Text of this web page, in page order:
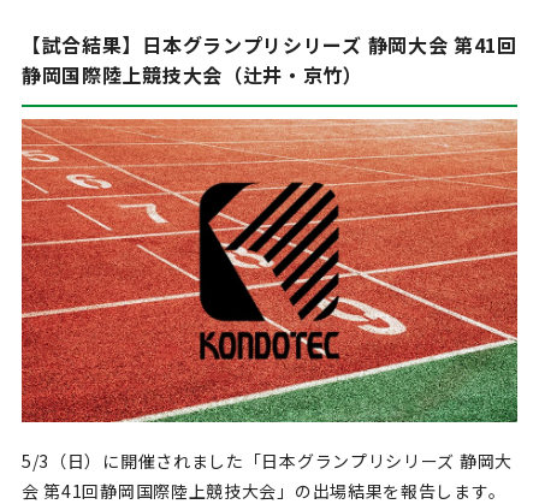
【試合結果】日本グランプリシリーズ 静岡大会 第41回
静岡国際陸上競技大会（辻井・京竹）
5/3（日）に開催されました「日本グランプリシリーズ 静岡大
会 第41回静岡国際陸上競技大会」の出場結果を報告します。